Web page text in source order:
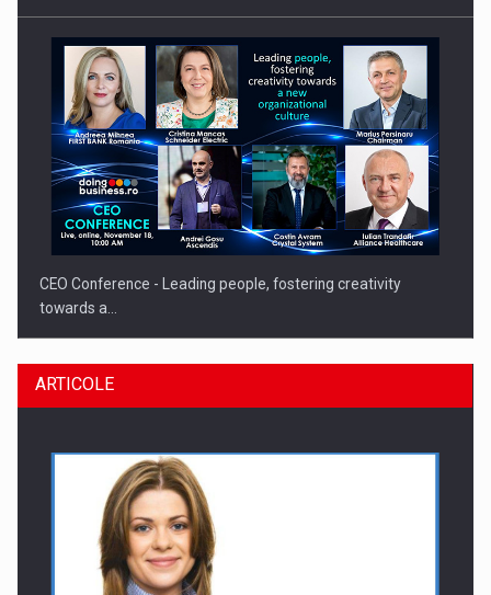
CEO Conference - Leading people, fostering creativity
towards a…
ARTICOLE